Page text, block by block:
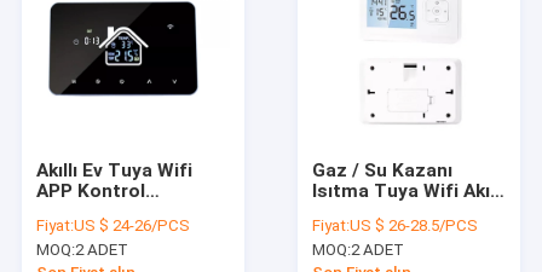
Akıllı Ev Tuya Wifi
APP Kontrol
Isıtma Akıllı Sıcaklık
Kontrol Cihazı
Fiyat:US $ 24-26/PCS
MOQ:2 ADET
Gaz / Su Kazanı
Isıtma Tuya Wifi Akıllı
Kontrol Termostatı
Fiyat:US $ 26-28.5/PCS
MOQ:2 ADET